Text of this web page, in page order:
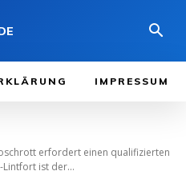
IMPRESSUM
erfordert einen qualifizierten
Lintfort ist der...